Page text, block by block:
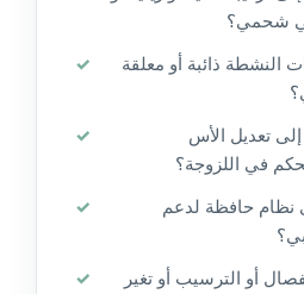
شحمي؟
النشطة ذائبة أو معلقة
إلى تعديل الأس
في اللزوجة؟
نظام حافظة لدعم
أو الترسيب أو تغير